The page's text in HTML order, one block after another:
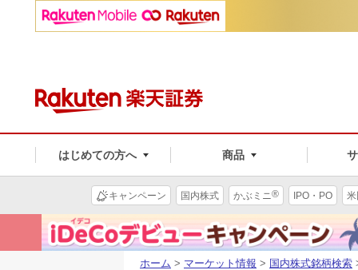
はじめての方へ 商品
キャンペーン 国内株式 かぶミニ® IPO・PO
ホーム > マーケット情報 > 国内株式銘柄検索